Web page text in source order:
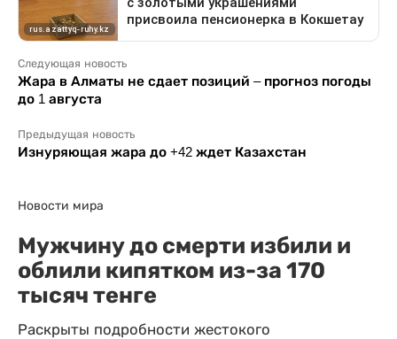
Следующая новость
Жара в Алматы не сдает позиций – прогноз погоды
до 1 августа
Предыдущая новость
Изнуряющая жара до +42 ждет Казахстан
Новости мира
Мужчину до смерти избили и
облили кипятком из-за 170
тысяч тенге
Раскрыты подробности жестокого